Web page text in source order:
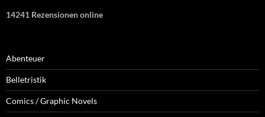
14241 Rezensionen online
Abenteuer
Belletristik
Comics / Graphic Novels